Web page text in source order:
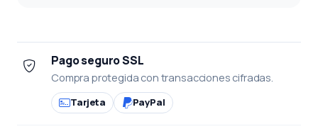
Pago seguro SSL
Compra protegida con transacciones cifradas.
Tarjeta PayPal